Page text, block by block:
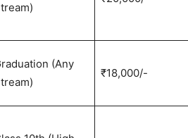
(Any
₹18,000/-